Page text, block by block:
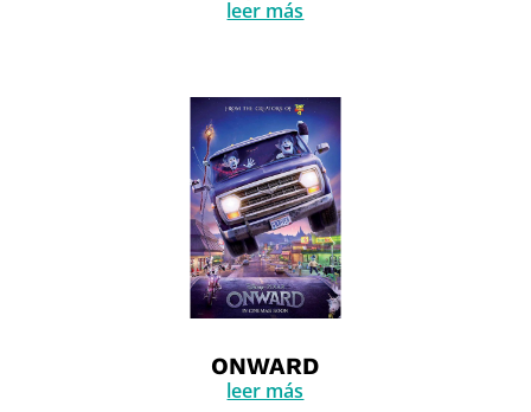
leer más
ONWARD
leer más